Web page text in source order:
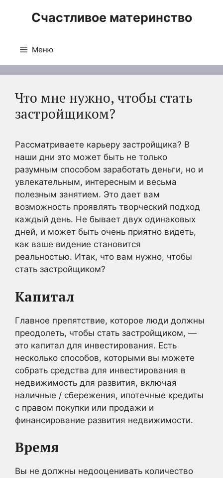
Счастливое материнство
Меню
Что мне нужно, чтобы стать
застройщиком?
Рассматриваете карьеру застройщика? В
наши дни это может быть не только
разумным способом заработать деньги, но и
увлекательным, интересным и весьма
полезным занятием. Это дает вам
возможность проявлять творческий подход
каждый день. Не бывает двух одинаковых
дней, и может быть очень приятно видеть,
как ваше видение становится
реальностью. Итак, что вам нужно, чтобы
стать застройщиком?
Капитал
Главное препятствие, которое люди должны
преодолеть, чтобы стать застройщиком, —
это капитал для инвестирования. Есть
несколько способов, которыми вы можете
собрать средства для инвестирования в
недвижимость для развития, включая
наличные / сбережения, ипотечные кредиты
с правом покупки или продажи и
финансирование развития недвижимости.
Время
Вы не должны недооценивать количество